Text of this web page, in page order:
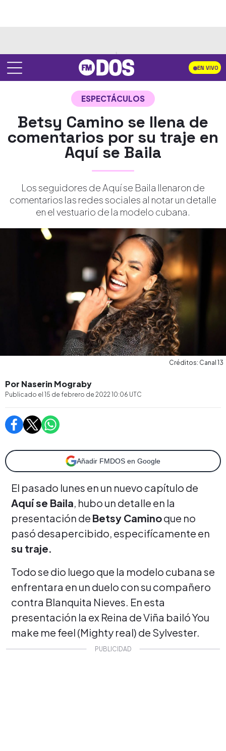
EN VIVO
ESPECTÁCULOS
Betsy Camino se llena de
comentarios por su traje en
Aquí se Baila
Los seguidores de Aquí se Baila llenaron de
comentarios las redes sociales al notar un detalle
en el vestuario de la modelo cubana.
Créditos: Canal 13
Por Naserin Mograby
Publicado el 15 de febrero de 2022 10:06 UTC
Añadir FMDOS en Google
El pasado lunes en un nuevo capítulo de
Aquí se Baila, hubo un detalle en la
presentación de Betsy Caminoque no
pasó desapercibido, especifícamente en
su traje.
Todo se dio luego que la modelo cubana se
enfrentara en un duelo con su compañero
contra Blanquita Nieves. En esta
presentación la ex Reina de Viña bailó You
make me feel (Mighty real) de Sylvester.